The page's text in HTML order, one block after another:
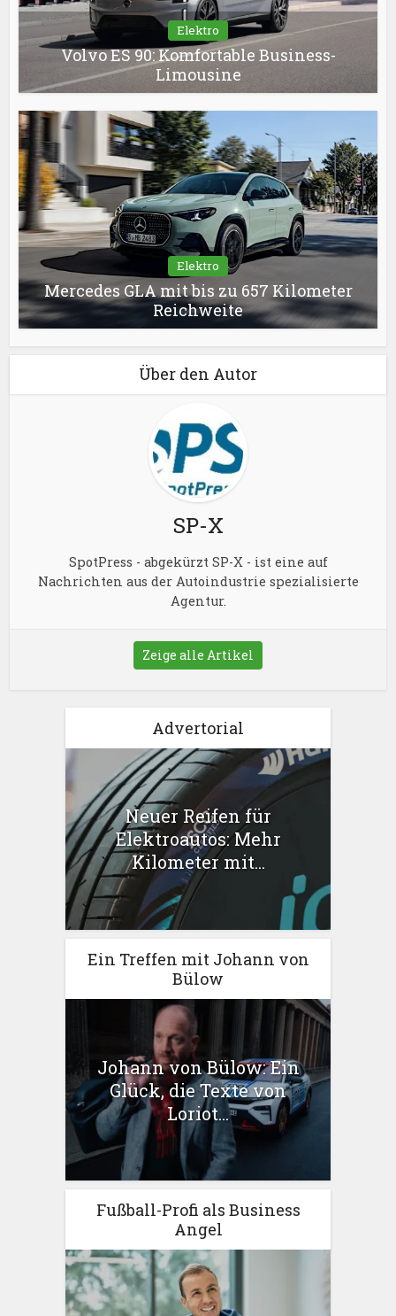
Elektro
Volvo ES 90: Komfortable Business-
Limousine
Elektro
Mercedes GLA mit bis zu 657 Kilometer
Reichweite
Über den Autor
SP-X
SpotPress - abgekürzt SP-X - ist eine auf
Nachrichten aus der Autoindustrie spezialisierte
Agentur.
Zeige alle Artikel
Advertorial
Neuer Reifen für
Elektroautos: Mehr
Kilometer mit...
Ein Treffen mit Johann von
Bülow
Johann von Bülow: Ein
Glück, die Texte von
Loriot...
Fußball-Profi als Business
Angel